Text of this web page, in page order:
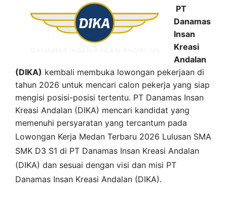
PT
Danamas
Insan
Kreasi
Andalan
(DIKA) kembali membuka lowongan pekerjaan di
tahun 2026 untuk mencari calon pekerja yang siap
mengisi posisi-posisi tertentu. PT Danamas Insan
Kreasi Andalan (DIKA) mencari kandidat yang
memenuhi persyaratan yang tercantum pada
Lowongan Kerja Medan Terbaru 2026 Lulusan SMA
SMK D3 S1 di PT Danamas Insan Kreasi Andalan
(DIKA) dan sesuai dengan visi dan misi PT
Danamas Insan Kreasi Andalan (DIKA).